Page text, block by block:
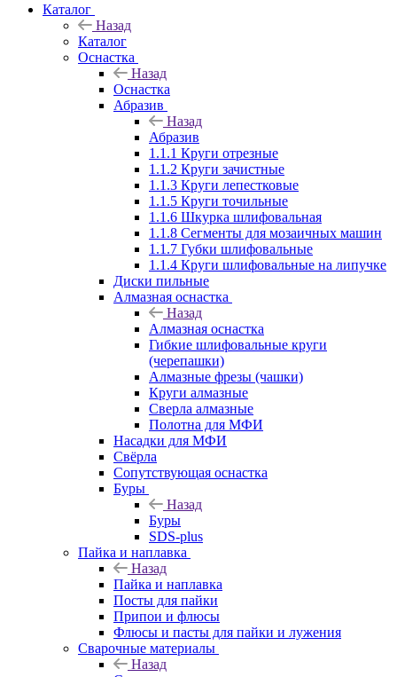
Каталог
Назад
Каталог
Оснастка
Назад
Оснастка
Абразив
Назад
Абразив
1.1.1 Круги отрезные
1.1.2 Круги зачистные
1.1.3 Круги лепестковые
1.1.5 Круги точильные
1.1.6 Шкурка шлифовальная
1.1.8 Сегменты для мозаичных машин
1.1.7 Губки шлифовальные
1.1.4 Круги шлифовальные на липучке
Диски пильные
Алмазная оснастка
Назад
Алмазная оснастка
Гибкие шлифовальные круги
(черепашки)
Алмазные фрезы (чашки)
Круги алмазные
Сверла алмазные
Полотна для МФИ
Насадки для МФИ
Свёрла
Сопутствующая оснастка
Буры
Назад
Буры
SDS-plus
Пайка и наплавка
Назад
Пайка и наплавка
Посты для пайки
Припои и флюсы
Флюсы и пасты для пайки и лужения
Сварочные материалы
Назад